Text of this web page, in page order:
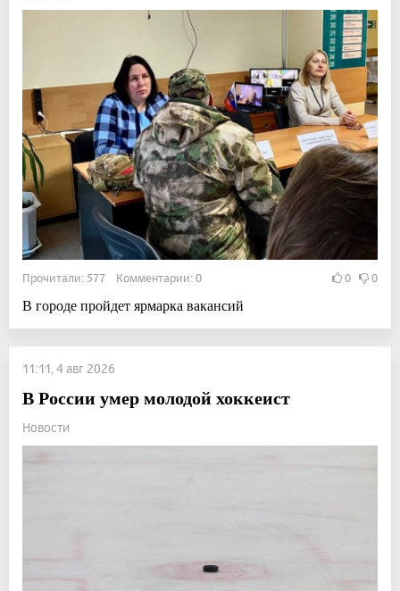
Прочитали: 577 Комментарии: 0 0 0
В городе пройдет ярмарка вакансий
11:11, 4 авг 2026
В России умер молодой хоккеист
Новости